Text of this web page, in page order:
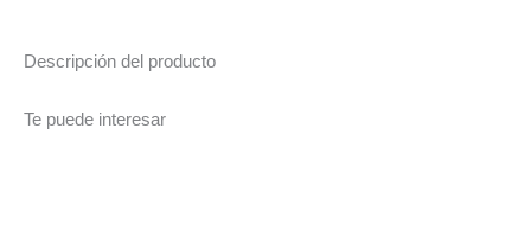
Descripción del producto
Te puede interesar